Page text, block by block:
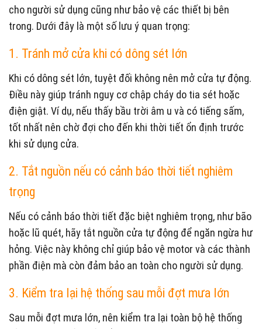
cho người sử dụng cũng như bảo vệ các thiết bị bên
trong. Dưới đây là một số lưu ý quan trọng:
1. Tránh mở cửa khi có dông sét lớn
Khi có dông sét lớn, tuyệt đối không nên mở cửa tự động.
Điều này giúp tránh nguy cơ chập cháy do tia sét hoặc
điện giật. Ví dụ, nếu thấy bầu trời âm u và có tiếng sấm,
tốt nhất nên chờ đợi cho đến khi thời tiết ổn định trước
khi sử dụng cửa.
2. Tắt nguồn nếu có cảnh báo thời tiết nghiêm
trọng
Nếu có cảnh báo thời tiết đặc biệt nghiêm trọng, như bão
hoặc lũ quét, hãy tắt nguồn cửa tự động để ngăn ngừa hư
hỏng. Việc này không chỉ giúp bảo vệ motor và các thành
phần điện mà còn đảm bảo an toàn cho người sử dụng.
3. Kiểm tra lại hệ thống sau mỗi đợt mưa lớn
Sau mỗi đợt mưa lớn, nên kiểm tra lại toàn bộ hệ thống